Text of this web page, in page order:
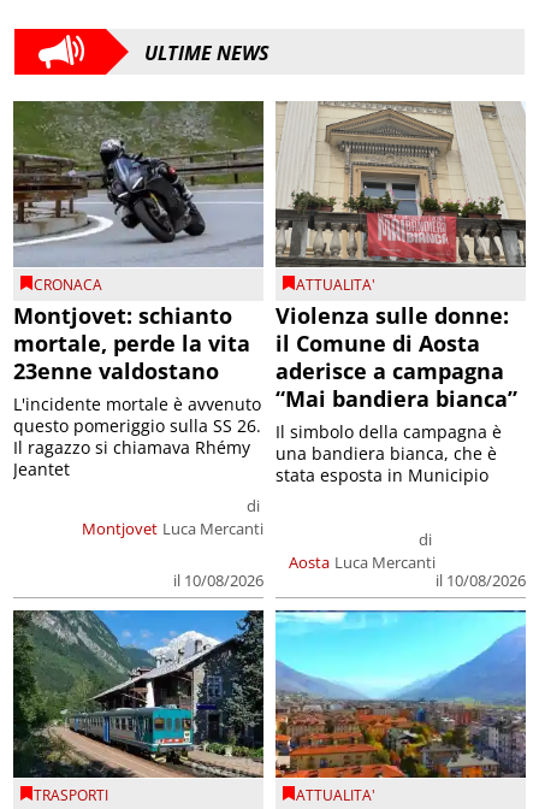
ULTIME NEWS
CRONACA
Montjovet: schianto
mortale, perde la vita
23enne valdostano
Montjovet
di
Luca Mercanti
il 10/08/2026
L'incidente mortale è avvenuto
questo pomeriggio sulla SS 26.
Il ragazzo si chiamava Rhémy
Jeantet
ATTUALITA'
Violenza sulle donne:
il Comune di Aosta
aderisce a campagna
“Mai bandiera bianca”
Aosta
di
Luca Mercanti
il 10/08/2026
Il simbolo della campagna è
una bandiera bianca, che è
stata esposta in Municipio
TRASPORTI ATTUALITA'